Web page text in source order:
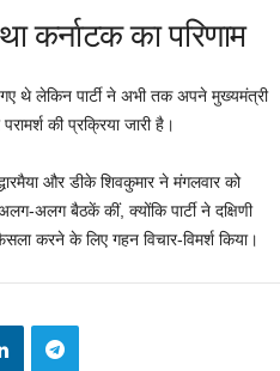
कर्नाटक का परिणाम
थे लेकिन पार्टी ने अभी तक अपने मुख्यमंत्री
की प्रक्रिया जारी है।
और डीके शिवकुमार ने मंगलवार को
अलग बैठकें कीं, क्योंकि पार्टी ने दक्षिणी
करने के लिए गहन विचार-विमर्श किया।